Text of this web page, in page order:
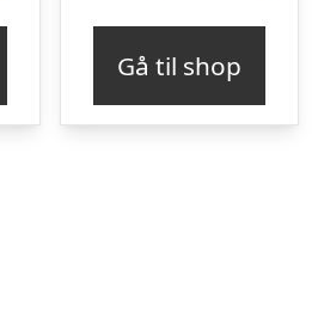
kr. 468,98.
kr. 1.699,95.kr.
Gå til shop